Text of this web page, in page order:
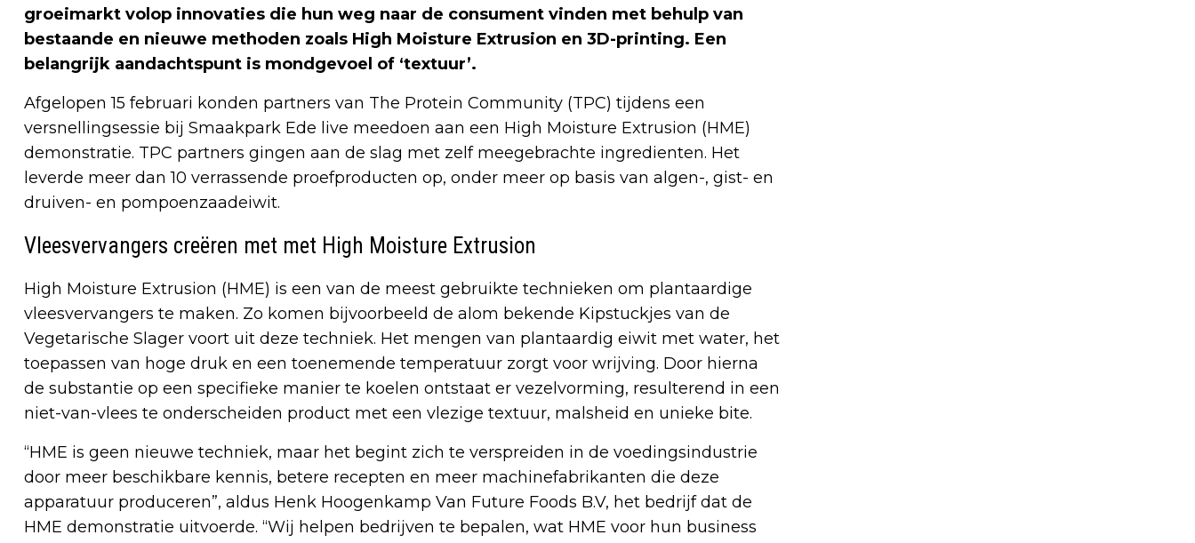
groeimarkt volop innovaties die hun weg naar de consument vinden met behulp van
bestaande en nieuwe methoden zoals High Moisture Extrusion en 3D-printing. Een
belangrijk aandachtspunt is mondgevoel of ‘textuur’.
Afgelopen 15 februari konden partners van The Protein Community (TPC) tijdens een
versnellingsessie bij Smaakpark Ede live meedoen aan een High Moisture Extrusion (HME)
demonstratie. TPC partners gingen aan de slag met zelf meegebrachte ingredienten. Het
leverde meer dan 10 verrassende proefproducten op, onder meer op basis van algen-, gist- en
druiven- en pompoenzaadeiwit.
Vleesvervangers creëren met met High Moisture Extrusion
High Moisture Extrusion (HME) is een van de meest gebruikte technieken om plantaardige
vleesvervangers te maken. Zo komen bijvoorbeeld de alom bekende Kipstuckjes van de
Vegetarische Slager voort uit deze techniek. Het mengen van plantaardig eiwit met water, het
toepassen van hoge druk en een toenemende temperatuur zorgt voor wrijving. Door hierna
de substantie op een specifieke manier te koelen ontstaat er vezelvorming, resulterend in een
niet-van-vlees te onderscheiden product met een vlezige textuur, malsheid en unieke bite.
“HME is geen nieuwe techniek, maar het begint zich te verspreiden in de voedingsindustrie
door meer beschikbare kennis, betere recepten en meer machinefabrikanten die deze
apparatuur produceren”, aldus Henk Hoogenkamp Van Future Foods B.V, het bedrijf dat de
HME demonstratie uitvoerde. “Wij helpen bedrijven te bepalen, wat HME voor hun business